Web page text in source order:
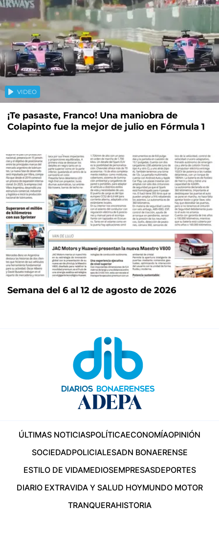
VIDEO
¡Te pasaste, Franco! Una maniobra de
Colapinto fue la mejor de julio en Fórmula 1
Semana del 6 al 12 de agosto de 2026
ÚLTIMAS NOTICIASPOLÍTICAECONOMÍAOPINIÓN
SOCIEDADPOLICIALESADN BONAERENSE
ESTILO DE VIDAMEDIOSEMPRESASDEPORTES
DIARIO EXTRAVIDA Y SALUD HOYMUNDO MOTOR
TRANQUERAHISTORIA